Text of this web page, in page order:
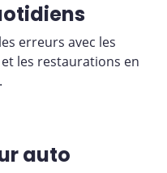
erreurs avec les
les restaurations en
auto